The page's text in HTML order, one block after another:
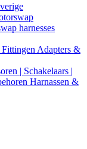
harnesses
Fittingen Adapters &
| Schakelaars |
Harnassen &